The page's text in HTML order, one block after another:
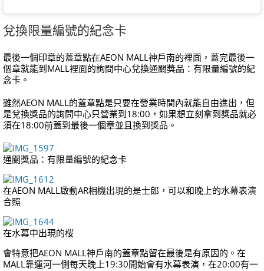
兌換限量編號的紀念卡
最後一個印章的蓋章點在AEON MALL神戶南的裡面，蓋完最後一
個章就能到MALL裡面的詢問中心兌換通關獎品：有限量編號的紀
念卡。
雖然AEON MALL的蓋章點是只要在營業時間內就能自由進出，但
是兌換獎品的詢問中心只營業到18:00，如果想立刻拿到獎品就必
須在18:00前蓋到最後一個章並且換到獎品。
通關獎品：有限量編號的紀念卡
在AEON MALL啟動AR相機出現的是士郎，可以和晚上的水幕表演
合照
在水幕中出現的桜
會特意把AEON MALL神戶南的蓋章點留在最後是有原因的。在
MALL靠運河一側每天晚上19:30開始會有水幕表演，在20:00有一